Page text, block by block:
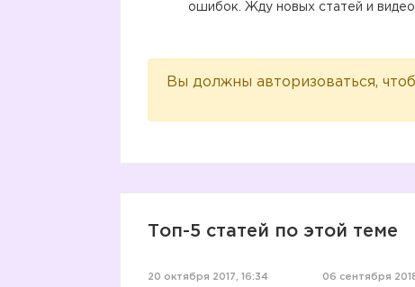
ошибок. Жду новых статей и
Вы должны авторизоваться,
Топ-5 статей по этой теме
20 октября 2017, 16:34 06 сентября